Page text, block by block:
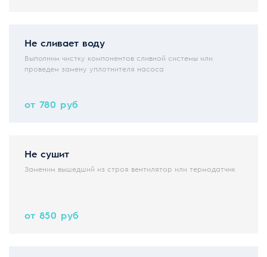
Не сливает воду
Выполним чистку компонентов сливной системы или
проведем замену уплотнителя насоса
от 780 руб
Не сушит
Заменим вышедший из строя вентилятор или термодатчик
от 850 руб